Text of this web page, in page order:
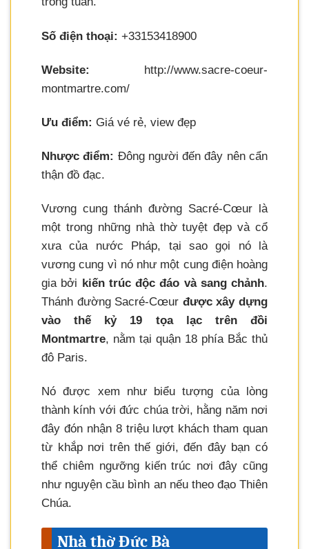
Số điện thoại: +33153418900
Website:
http://www.sacre-coeur-
montmartre.com/
Ưu điểm: Giá vé rẻ, view đẹp
Nhược điểm: Đông người đến đây nên cẩn
thận đồ đạc.
Vương cung thánh đường Sacré-Cœur là
một trong những nhà thờ tuyệt đẹp và cổ
xưa của nước Pháp, tại sao gọi nó là
vương cung vì nó như một cung điện hoàng
gia bởi kiến trúc độc đáo và sang chảnh.
Thánh đường Sacré-Cœur được xây dựng
vào thế kỷ 19 tọa lạc trên đồi
Montmartre, nằm tại quận 18 phía Bắc thủ
đô Paris.
Nó được xem như biểu tượng của lòng
thành kính với đức chúa trời, hằng năm nơi
đây đón nhận 8 triệu lượt khách tham quan
từ khắp nơi trên thế giới, đến đây bạn có
thể chiêm ngưỡng kiến trúc nơi đây cũng
như nguyện cầu bình an nếu theo đạo Thiên
Chúa.
Nhà thờ Đức Bà